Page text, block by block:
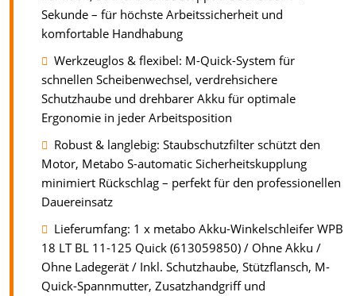
Sekunde – für höchste Arbeitssicherheit und
komfortable Handhabung
Werkzeuglos & flexibel: M-Quick-System für
schnellen Scheibenwechsel, verdrehsichere
Schutzhaube und drehbarer Akku für optimale
Ergonomie in jeder Arbeitsposition
Robust & langlebig: Staubschutzfilter schützt den
Motor, Metabo S-automatic Sicherheitskupplung
minimiert Rückschlag – perfekt für den professionellen
Dauereinsatz
Lieferumfang: 1 x metabo Akku-Winkelschleifer WPB
18 LT BL 11-125 Quick (613059850) / Ohne Akku /
Ohne Ladegerät / Inkl. Schutzhaube, Stützflansch, M-
Quick-Spannmutter, Zusatzhandgriff und